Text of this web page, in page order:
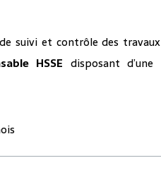
suivi et contrôle des
HSSE disposant